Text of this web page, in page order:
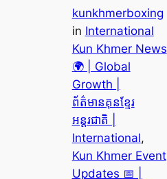
kunkhmerboxing
in International
Kun Khmer News
🌍 | Global
Growth |
ព័ត៌មានគុនខ្មែរ
អន្តរជាតិ |
International
Kun Khmer Event
Updates 📅 |